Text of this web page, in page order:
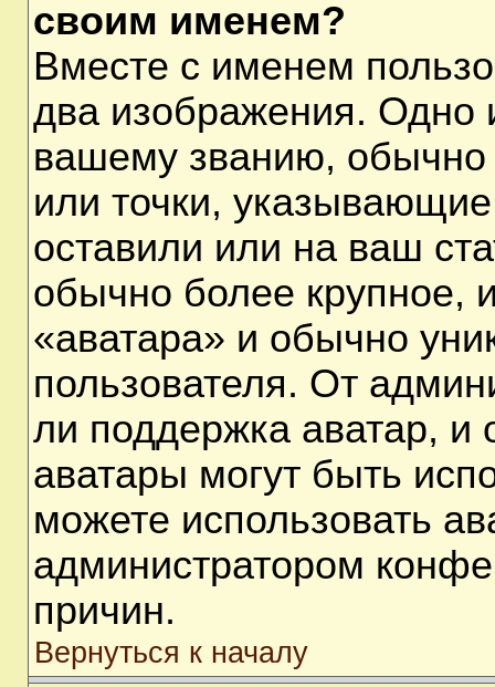
своим именем?
Вместе с именем
два изображения. Одно
вашему званию, обычно
или точки,
оставили или на ваш
обычно более крупное,
«аватара» и обычно
пользователя. От
ли поддержка аватар, и
аватары могут быть
можете использовать
администратором
причин.
Вернуться к началу